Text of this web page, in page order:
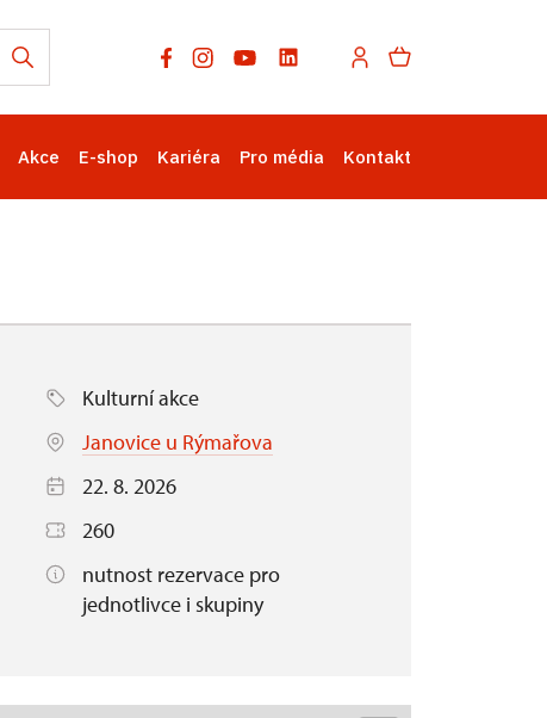
Akce E-shop Kariéra Pro média Kontakt
Kulturní akce
Janovice u Rýmařova
22. 8. 2026
260
nutnost rezervace pro
jednotlivce i skupiny